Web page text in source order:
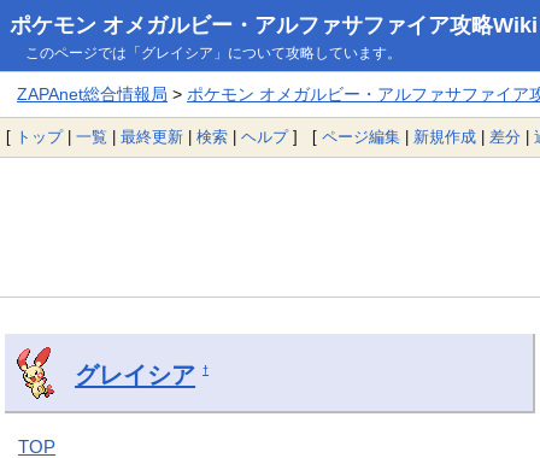
ポケモン オメガルビー・アルファサファイア攻略Wiki
このページでは「グレイシア」について攻略しています。
ZAPAnet総合情報局 > ポケモン オメガルビー・アルファサファイア
[ トップ| 一覧 | 最終更新 | 検索 | ヘルプ] [ ページ編集 | 新規作成 | 差分 |
グレイシア †
TOP